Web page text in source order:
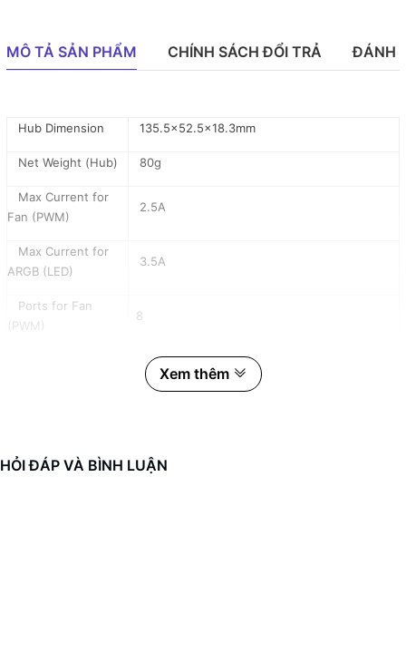
MÔ TẢ SẢN PHẨM CHÍNH SÁCH ĐỔI TRẢ ĐÁNH
Hub Dimension 135.5x52.5x18.3mm
Net Weight (Hub) 80g
Max Current for
Fan (PWM)
2.5A
Max Current for
ARGB (LED)
3.5A
Ports for Fan
(PWM)
8
8 Xem thêm
HỎI ĐÁP VÀ BÌNH LUẬN